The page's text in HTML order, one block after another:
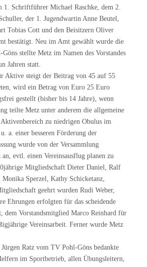
1. Schriftführer Michael Raschke, dem 2.
der 1. Jugendwartin Anne Beutel,
Tobias Cott und den Beisitzern Oliver
bestätigt. Neu im Amt gewählt wurde die
stellte Metz im Namen des Vorstandes
Jahren statt.
Aktive steigt der Beitrag von 45 auf 55
wird ein Betrag von Euro 25 Euro
gestellt (bisher bis 14 Jahre), wenn
teilte Metz unter anderem die allgemeine
zu niedrigen Obulus im
a. einer besseren Förderung der
wurde von der Versammlung
evtl. einen Vereinsausflug planen zu
Mitgliedschaft Dieter Daniel, Ralf
Sperzel, Kathy Schicketanz,
geehrt wurden Rudi Weber,
Ehrungen erfolgten für das scheidende
dem Vorstandsmitglied Marco Reinhard für
Vereinsarbeit. Ferner wurde Metz
Ratz vom TV Pohl-Göns bedankte
im Sportbetrieb, allen Übungsleitern,